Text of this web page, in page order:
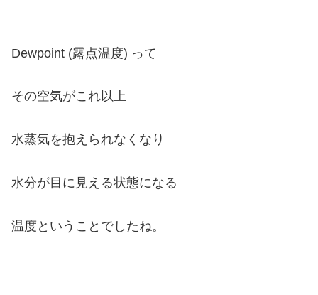
Dewpoint (露点温度) って
その空気がこれ以上
水蒸気を抱えられなくなり
水分が目に見える状態になる
温度ということでしたね。